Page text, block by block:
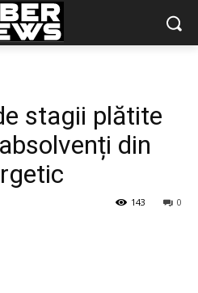
stagii plătite
din
0
143